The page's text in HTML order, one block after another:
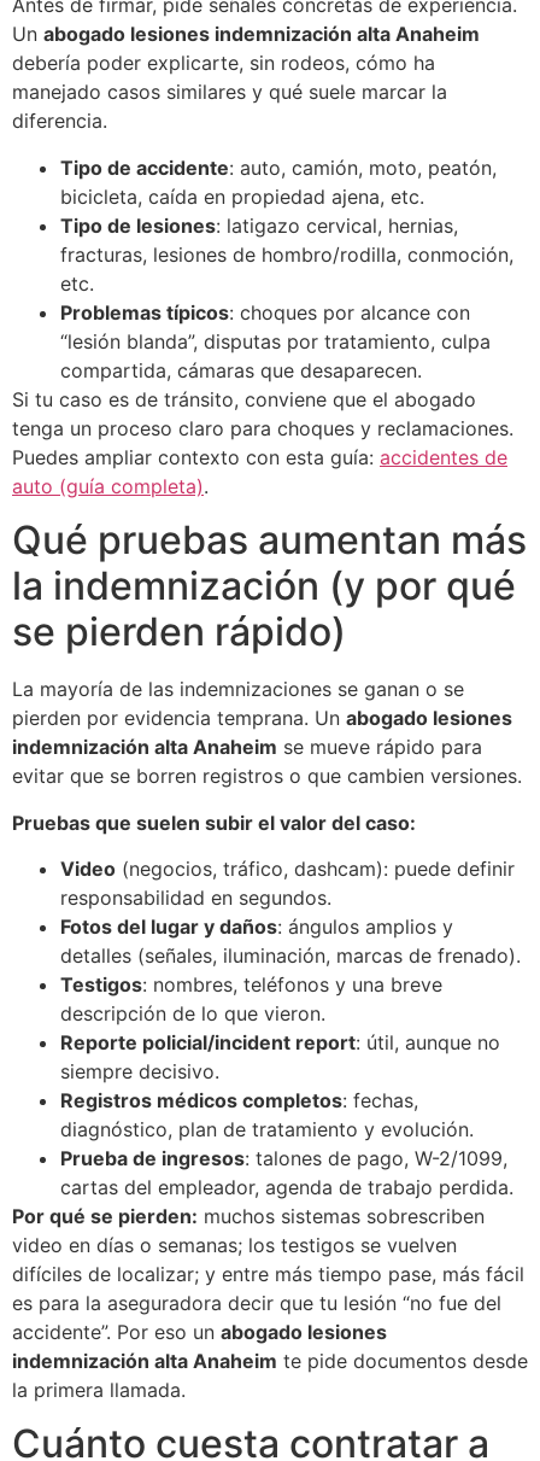
Antes de firmar, pide señales concretas de experiencia.
Un abogado lesiones indemnización alta Anaheim
debería poder explicarte, sin rodeos, cómo ha
manejado casos similares y qué suele marcar la
diferencia.
Tipo de accidente: auto, camión, moto, peatón,
bicicleta, caída en propiedad ajena, etc.
Tipo de lesiones: latigazo cervical, hernias,
fracturas, lesiones de hombro/rodilla, conmoción,
etc.
Problemas típicos: choques por alcance con
“lesión blanda”, disputas por tratamiento, culpa
compartida, cámaras que desaparecen.
Si tu caso es de tránsito, conviene que el abogado
tenga un proceso claro para choques y reclamaciones.
Puedes ampliar contexto con esta guía: accidentes de
auto (guía completa).
Qué pruebas aumentan más
la indemnización (y por qué
se pierden rápido)
La mayoría de las indemnizaciones se ganan o se
pierden por evidencia temprana. Un abogado lesiones
indemnización alta Anaheim se mueve rápido para
evitar que se borren registros o que cambien versiones.
Pruebas que suelen subir el valor del caso:
Video (negocios, tráfico, dashcam): puede definir
responsabilidad en segundos.
Fotos del lugar y daños: ángulos amplios y
detalles (señales, iluminación, marcas de frenado).
Testigos: nombres, teléfonos y una breve
descripción de lo que vieron.
Reporte policial/incident report: útil, aunque no
siempre decisivo.
Registros médicos completos: fechas,
diagnóstico, plan de tratamiento y evolución.
Prueba de ingresos: talones de pago, W-2/1099,
cartas del empleador, agenda de trabajo perdida.
Por qué se pierden: muchos sistemas sobrescriben
video en días o semanas; los testigos se vuelven
difíciles de localizar; y entre más tiempo pase, más fácil
es para la aseguradora decir que tu lesión “no fue del
accidente”. Por eso un abogado lesiones
indemnización alta Anaheim te pide documentos desde
la primera llamada.
Cuánto cuesta contratar a